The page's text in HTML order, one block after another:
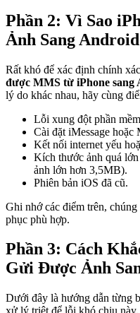
Phần 2: Vì Sao
Ảnh Sang
Rất khó để xác định chính
được MMS từ iPhone sang
lý do khác nhau, hãy cùng
Lỗi xung đột phần
Cài đặt iMessage hoặc
Kết nối internet yếu
Kích thước ảnh quá
ảnh lớn hơn 3,5MB).
Phiên bản iOS đã cũ.
Ghi nhớ các điểm trên, chúng
phục phù hợp.
Phần 3: Cách
Gửi Được Ảnh
Dưới đây là hướng dẫn từng